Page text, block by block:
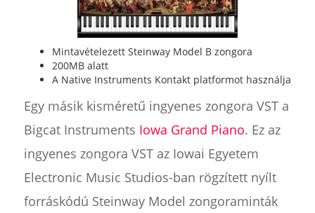
Mintavételezett Steinway Model B zongora
200MB alatt
A Native Instruments Kontakt platformot használja
Egy másik kisméretű ingyenes zongora VST a
Bigcat Instruments Iowa Grand Piano. Ez az
ingyenes zongora VST az Iowai Egyetem
Electronic Music Studios-ban rögzített nyílt
forráskódú Steinway Model zongoraminták